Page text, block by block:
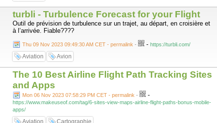
turbli - Turbulence Forecast for your Flight
Outil de prévision de turbulence sur un trajet, au départ, en croisière et
à l’arrivée. Fiable????
Thu 09 Nov 2023 09:49:30 AM CET - permalink - - https://turbli.com/
Aviation Avion
The 10 Best Airline Flight Path Tracking Sites
and Apps
Mon 06 Nov 2023 07:58:29 PM CET - permalink - -
https://www.makeuseof.com/tag/6-sites-view-maps-airline-flight-paths-bonus-mobile-
apps/
Aviation Cartographie